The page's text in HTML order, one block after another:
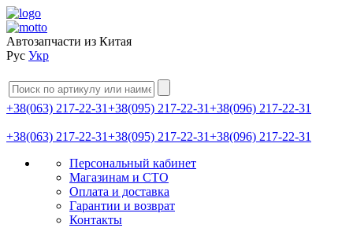
Автозапчасти из Китая
Рус Укр
+38(063) 217-22-31+38(095) 217-22-31+38(096) 217-22-31
+38(063) 217-22-31+38(095) 217-22-31+38(096) 217-22-31
Персональный кабинет
Магазинам и СТО
Оплата и доставка
Гарантии и возврат
Контакты